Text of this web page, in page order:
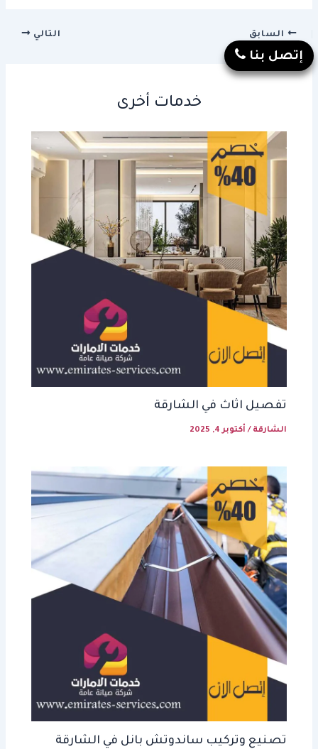
السابق التالي
خدمات أخرى
تفصيل اثاث في الشارقة
الشارقة / أكتوبر 4, 2025
تصنيع وتركيب ساندوتش بانل في الشارقة
إتصل بنا